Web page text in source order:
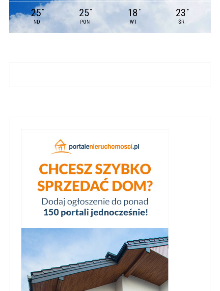
25 °
ND
25 °
PON
18 °
WT
23 °
ŚR